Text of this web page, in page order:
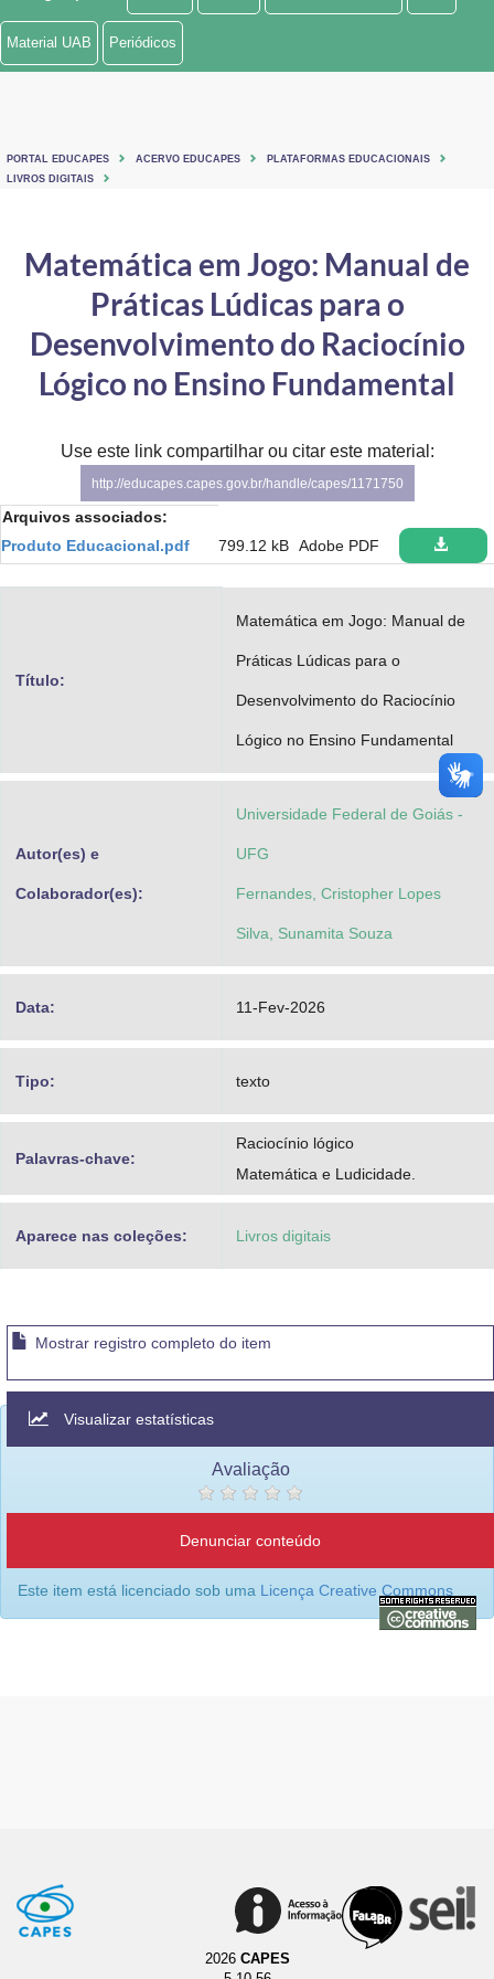
Ministério de Minas e Energia
Ministério do Turismo
Controladoria-Geral da União
Ministério da Mulher, da Família e dos Direitos Humanos
Secretaria-Geral
Gabinete de Segurança Institucional
Advocacia-Geral da União
Banco Central do Brasil
Material UAB Periódicos
PORTAL EDUCAPES ACERVO EDUCAPES
PLATAFORMAS EDUCACIONAIS
LIVROS DIGITAIS
Matemática em Jogo: Manual de
Práticas Lúdicas para o
Desenvolvimento do Raciocínio
Lógico no Ensino Fundamental
Use este link compartilhar ou citar este material:
http://educapes.capes.gov.br/handle/capes/1171750
Arquivos associados:
Produto Educacional.pdf
799.12 kB Adobe PDF
Título:
Matemática em Jogo: Manual de
Práticas Lúdicas para o
Desenvolvimento do Raciocínio
Lógico no Ensino Fundamental
Autor(es) e
Colaborador(es):
Universidade Federal de Goiás -
UFG
Fernandes, Cristopher Lopes
Silva, Sunamita Souza
Data: 11-Fev-2026
Tipo: texto
Palavras-chave:
Raciocínio lógico
Matemática e Ludicidade.
Aparece nas coleções: Livros digitais
Mostrar registro completo do item
Visualizar estatísticas
Avaliação
Denunciar conteúdo
Este item está licenciado sob uma Licença Creative Commons
2026 CAPES